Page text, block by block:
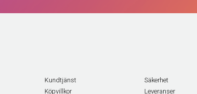
Kundtjänst
Säkerhet
Köpvillkor
Leveranser